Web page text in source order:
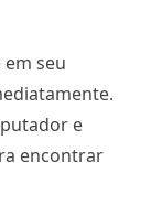
seu
e
encontrar